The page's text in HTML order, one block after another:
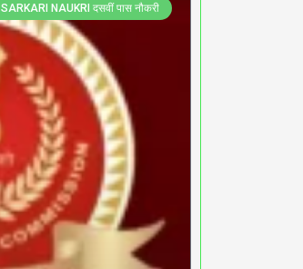
NAUKRI दसवीं पास नौकरी